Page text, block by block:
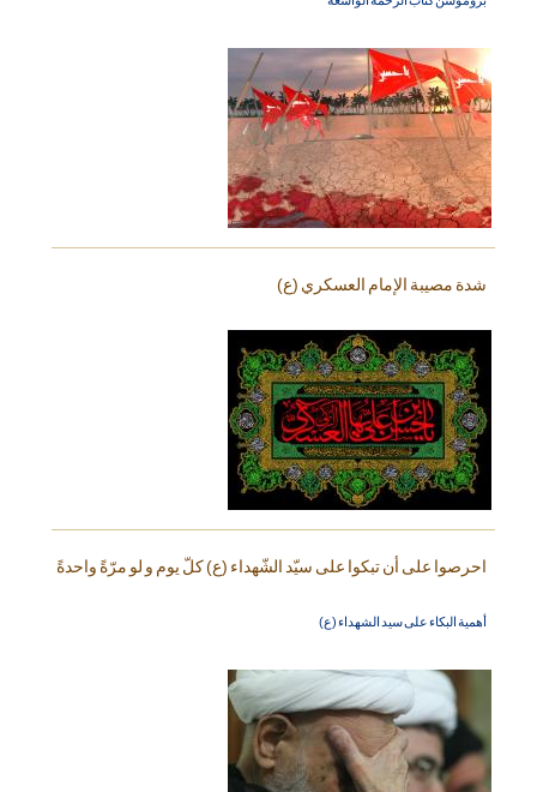
شدة مصيبة الإمام العسكري (ع)
احرصوا على أن تبكوا على سيّد الشّهداء (ع) كلّ يوم و لو مرّةً واحدةً
أهمية البكاء على سيد الشهداء (ع)